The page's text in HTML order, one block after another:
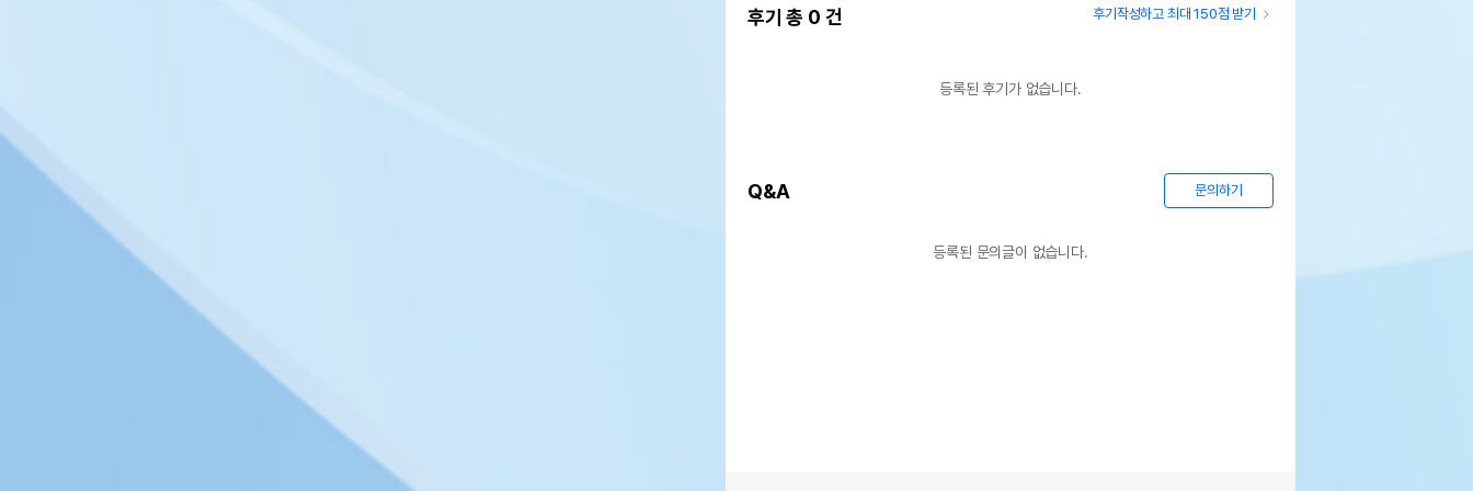
후기 총 0 건 후기작성하고 최대 150점 받기
등록된 후기가 없습니다.
Q&A 문의하기
등록된 문의글이 없습니다.